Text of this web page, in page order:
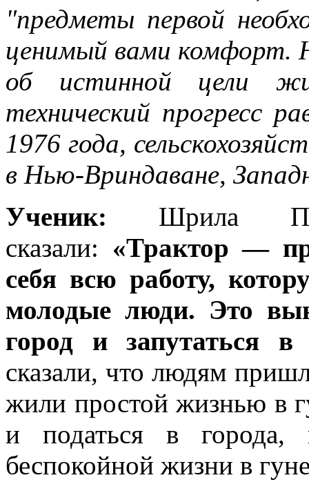
"предметы первой
ценимый вами комфорт.
об истинной цели
технический прогресс
1976 года,
в Нью-Вриндаване,
Ученик: Шрила
сказали: «Трактор —
себя всю работу,
молодые люди. Это
город и запутаться в
сказали, что людям
жили простой жизнью в
и податься в
беспокойной жизни в